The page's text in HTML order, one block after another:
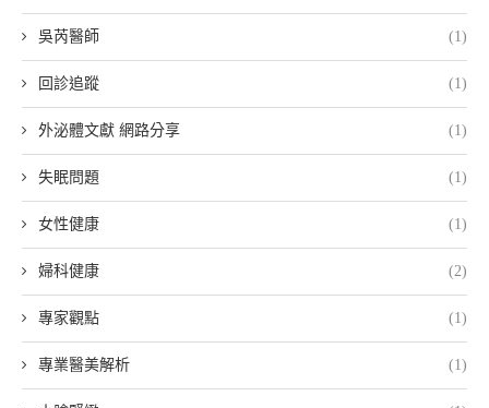
吳芮醫師 (1)
回診追蹤 (1)
外泌體文獻 網路分享 (1)
失眠問題 (1)
女性健康 (1)
婦科健康 (2)
專家觀點 (1)
專業醫美解析 (1)